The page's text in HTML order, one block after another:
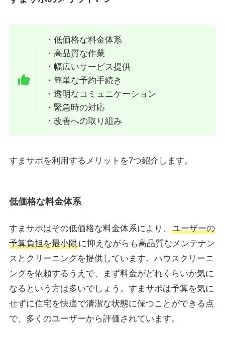
・低価格な料金体系
・高品質な作業
・幅広いサービス提供
・簡単な予約手続き
・透明なコミュニケーション
・緊急時の対応
・改善への取り組み
すまサポを利用するメリットを7つ紹介します。
低価格な料金体系
すまサポはその低価格な料金体系により、
ユーザーの
予算負担を最小限に抑えながらも高品質なメンテナン
スとクリーニングを提供しています。ハウスクリーニ
ングを依頼するうえで、まず料金がどれくらいか気に
なるという方は多いでしょう。すまサポは予算を気に
せずに住宅を快適で清潔な状態に保つことができる点
で、多くのユーザーから評価されています。